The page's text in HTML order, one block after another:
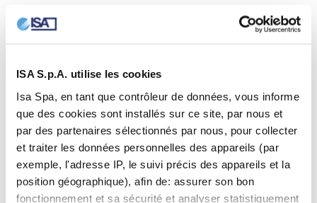
ISA S.p.A. utilise les cookies
Isa Spa, en tant que contrôleur de données, vous informe
que des cookies sont installés sur ce site, par nous et
par des partenaires sélectionnés par nous, pour collecter
et traiter les données personnelles des appareils (par
exemple, l'adresse IP, le suivi précis des appareils et la
position géographique), afin de: assurer son bon
fonctionnement et sa sécurité et analyser statistiquement
Ce type de ventilation convient aux glaces à structure
"montagne", aux bâtonnets, aux portions individuelles